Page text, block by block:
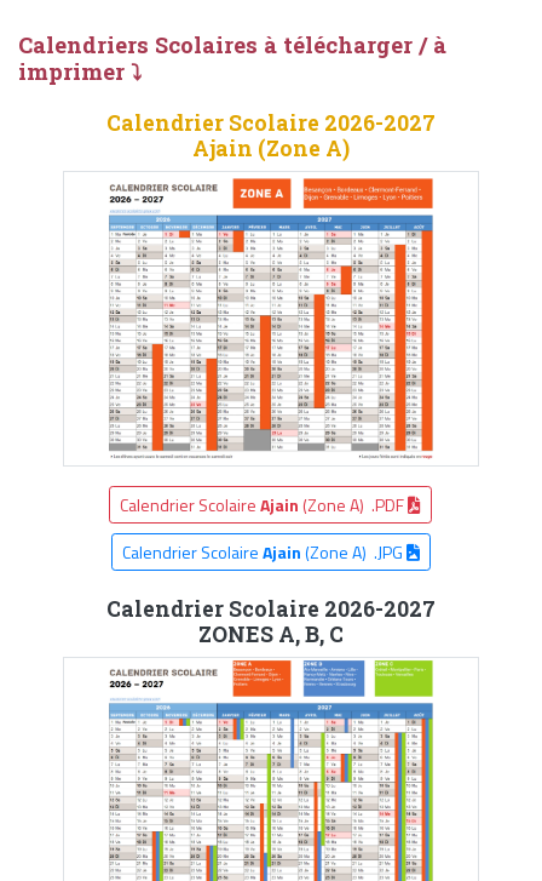
Calendriers Scolaires à télécharger / à
imprimer ⤵
Calendrier Scolaire 2026-2027
Ajain (Zone A)
Calendrier ScolaireAjain (Zone A) .PDF
Calendrier ScolaireAjain(Zone A) .JPG
Calendrier Scolaire 2026-2027
ZONES A, B, C